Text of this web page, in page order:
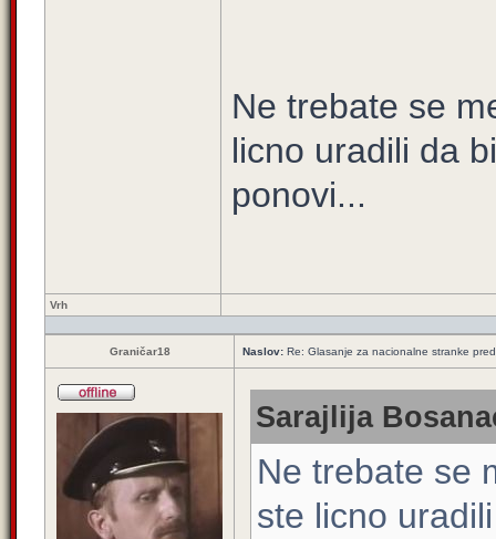
Ne trebate se
licno uradili da
ponovi...
Vrh
Graničar18 Naslov: Re: Glasanje za nacionalne stranke
Sarajlija
Ne trebate se
ste licno